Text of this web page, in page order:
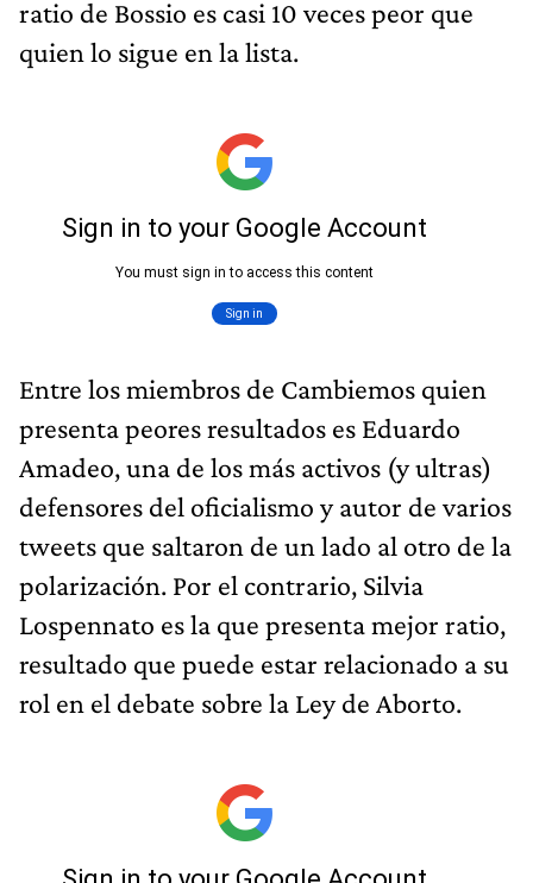
ratio de Bossio es casi 10 veces peor que
quien lo sigue en la lista.
Entre los miembros de Cambiemos quien
presenta peores resultados es Eduardo
Amadeo, una de los más activos (y ultras)
defensores del oficialismo y autor de varios
tweets que saltaron de un lado al otro de la
polarización. Por el contrario, Silvia
Lospennato es la que presenta mejor ratio,
resultado que puede estar relacionado a su
rol en el debate sobre la Ley de Aborto.